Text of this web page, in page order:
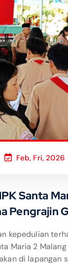
Feb, Fri, 2026
Santa
Pengrajin
kepedulian
Maria 2
di lapangan